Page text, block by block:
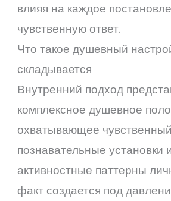
влияя на каждое
чувственную ответ.
Что такое душевный
складывается
Внутренний подход
комплексное душевное
охватывающее
познавательные установки
активностные паттерны
факт создается под